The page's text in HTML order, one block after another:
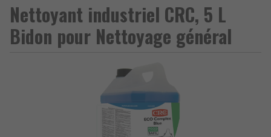
Nettoyant industriel CRC, 5 L
Bidon pour Nettoyage général